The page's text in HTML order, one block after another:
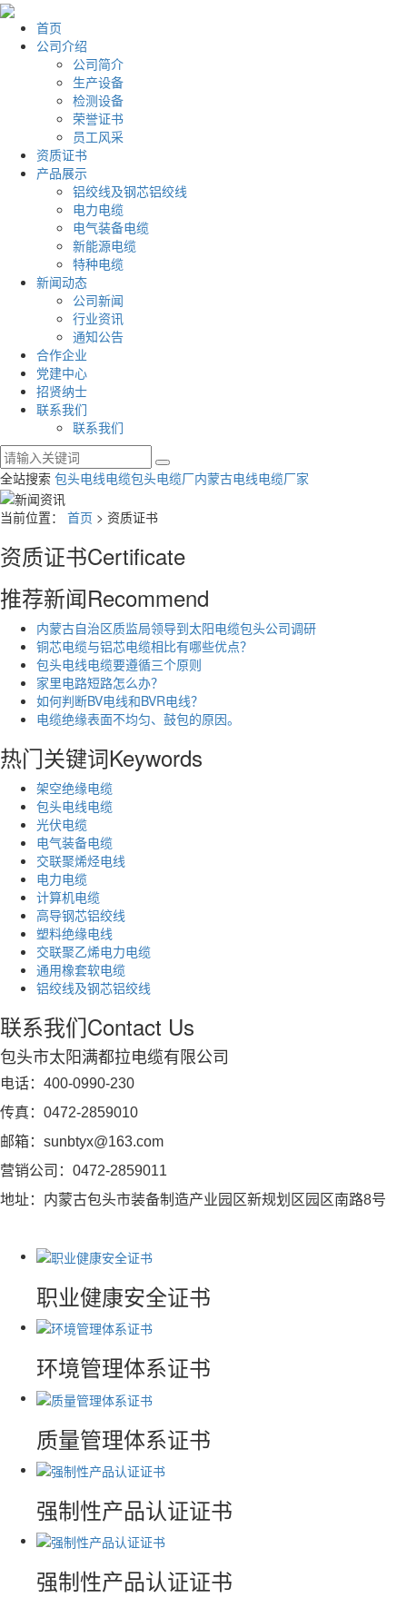
首页
公司介绍
公司简介
生产设备
检测设备
荣誉证书
员工风采
资质证书
产品展示
铝绞线及钢芯铝绞线
电力电缆
电气装备电缆
新能源电缆
特种电缆
新闻动态
公司新闻
行业资讯
通知公告
合作企业
党建中心
招贤纳士
联系我们
联系我们
全站搜索 包头电线电缆包头电缆厂内蒙古电线电缆厂家
当前位置： 首页 > 资质证书
资质证书Certificate
推荐新闻Recommend
内蒙古自治区质监局领导到太阳电缆包头公司调研
铜芯电缆与铝芯电缆相比有哪些优点？
包头电线电缆要遵循三个原则
家里电路短路怎么办？
如何判断BV电线和BVR电线？
电缆绝缘表面不均匀、鼓包的原因。
热门关键词Keywords
架空绝缘电缆
包头电线电缆
光伏电缆
电气装备电缆
交联聚烯烃电线
电力电缆
计算机电缆
高导钢芯铝绞线
塑料绝缘电线
交联聚乙烯电力电缆
通用橡套软电缆
铝绞线及钢芯铝绞线
联系我们Contact Us
包头市太阳满都拉电缆有限公司
电话：400-0990-230
传真：0472-2859010
邮箱：sunbtyx@163.com
营销公司：0472-2859011
地址：内蒙古包头市装备制造产业园区新规划区园区南路8号
职业健康安全证书
环境管理体系证书
质量管理体系证书
强制性产品认证证书
强制性产品认证证书